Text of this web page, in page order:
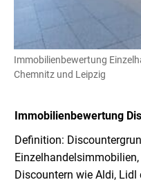
Immobilienbewertung
Chemnitz und Leipzig
Immobilienbewertung
Definition:
Discountern wie Aldi,